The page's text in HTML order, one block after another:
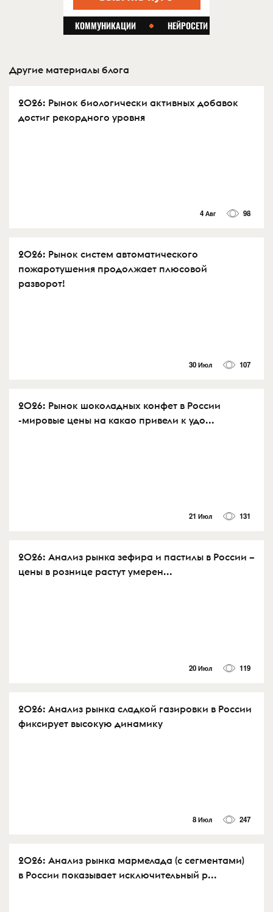
Другие материалы блога
2026: Рынок биологически активных добавок
достиг рекордного уровня
4 Авг 98
2026: Рынок систем автоматического
пожаротушения продолжает плюсовой
разворот!
30 Июл 107
2026: Рынок шоколадных конфет в России
-мировые цены на какао привели к удо...
21 Июл 131
2026: Анализ рынка зефира и пастилы в России –
цены в рознице растут умерен...
20 Июл 119
2026: Анализ рынка сладкой газировки в России
фиксирует высокую динамику
8 Июл 247
2026: Анализ рынка мармелада (с сегментами)
в России показывает исключительный р...